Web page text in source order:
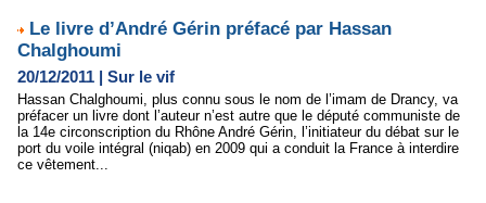
Le livre d’André Gérin préfacé par Hassan
Chalghoumi
20/12/2011 | Sur le vif
Hassan Chalghoumi, plus connu sous le nom de l’imam de Drancy, va
préfacer un livre dont l’auteur n’est autre que le député communiste de
la 14e circonscription du Rhône André Gérin, l’initiateur du débat sur le
port du voile intégral (niqab) en 2009 qui a conduit la France à interdire
ce vêtement...